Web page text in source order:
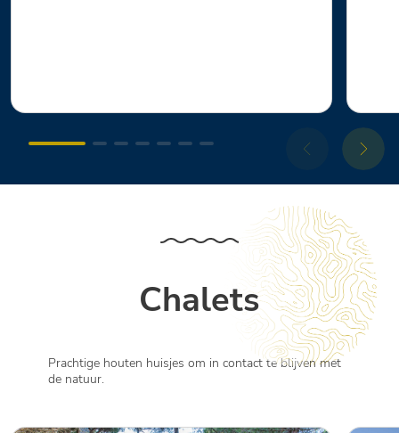
Chalets
Prachtige houten huisjes om in contact te blijven met
de natuur.